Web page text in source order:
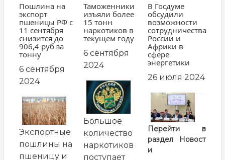
Пошлина на
экспорт
пшеницы РФ с
11 сентября
снизится до
906,4 руб за
тонну
6 сентября
2024
заглавная
картинка
Экспортные
пошлины на
пшеницу и
Таможенники
изъяли более
15 тонн
наркотиков в
текущем году
6 сентября
2024
заглавная
картинка
Большое
количество
наркотиков
поступает
В Госдуме
обсудили
возможности
сотрудничества
России и
Африки в
сфере
энергетики
26 июля 2024
заглавная
картинка
Перейти в
раздел
Новост
и